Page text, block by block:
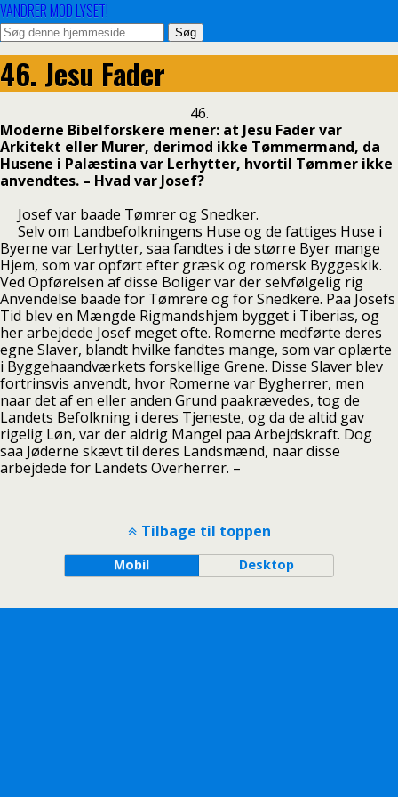
VANDRER MOD LYSET!
46. Jesu Fader
46.
Moderne Bibelforskere mener: at Jesu Fader var
Arkitekt eller Murer, derimod ikke Tømmermand, da
Husene i Palæstina var Lerhytter, hvortil Tømmer ikke
anvendtes. – Hvad var Josef?
Josef var baade Tømrer og Snedker.
Selv om Landbefolkningens Huse og de fattiges Huse i
Byerne var Lerhytter, saa fandtes i de større Byer mange
Hjem, som var opført efter græsk og romersk Byggeskik.
Ved Opførelsen af disse Boliger var der selvfølgelig rig
Anvendelse baade for Tømrere og for Snedkere. Paa Josefs
Tid blev en Mængde Rigmandshjem bygget i Tiberias, og
her arbejdede Josef meget ofte. Romerne medførte deres
egne Slaver, blandt hvilke fandtes mange, som var oplærte
i Byggehaandværkets forskellige Grene. Disse Slaver blev
fortrinsvis anvendt, hvor Romerne var Bygherrer, men
naar det af en eller anden Grund paakrævedes, tog de
Landets Befolkning i deres Tjeneste, og da de altid gav
rigelig Løn, var der aldrig Mangel paa Arbejdskraft. Dog
saa Jøderne skævt til deres Landsmænd, naar disse
arbejdede for Landets Overherrer. –
Tilbage til toppen
Mobil Desktop